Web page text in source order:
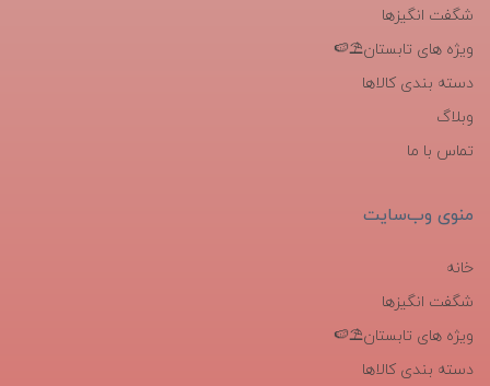
شگفت انگیزها
ویژه های تابستان⛱️🍉
دسته بندی کالاها
وبلاگ
تماس با ما
منوی وب‌سایت
خانه
شگفت انگیزها
ویژه های تابستان⛱️🍉
دسته بندی کالاها